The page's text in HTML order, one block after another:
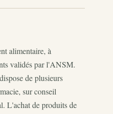
alimentaire, à
validés par l'ANSM.
de plusieurs
sur conseil
L'achat de produits de